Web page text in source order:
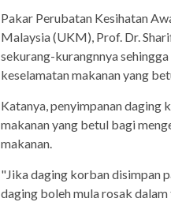
Pakar Perubatan Kesihatan
Malaysia (UKM), Prof. Dr.
sekurang-kurangnnya
keselamatan makanan yang
Katanya, penyimpanan daging
makanan yang betul bagi
makanan.
"Jika daging korban disimpan
daging boleh mula rosak